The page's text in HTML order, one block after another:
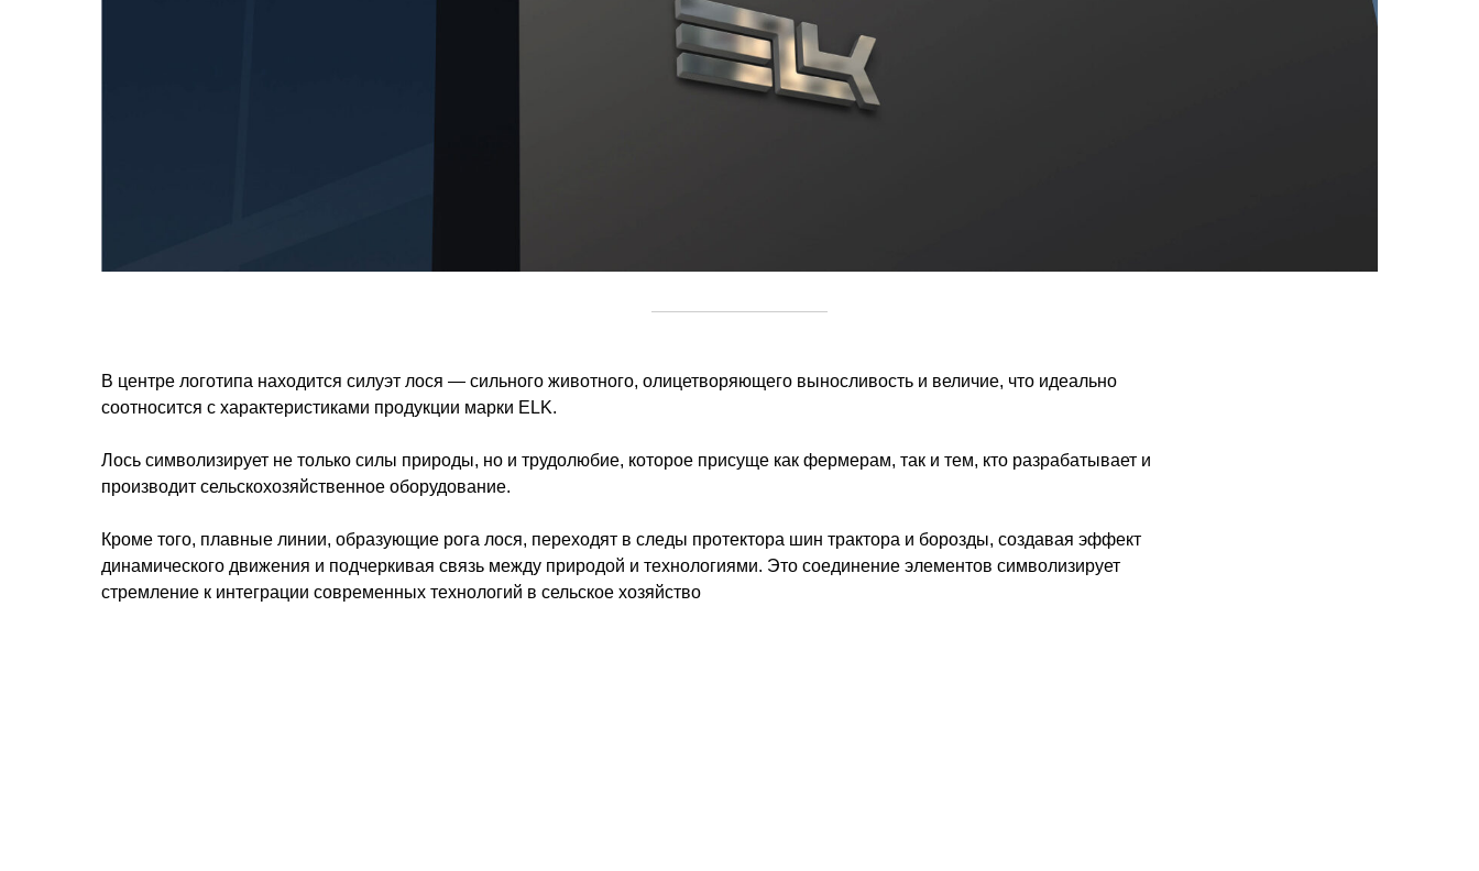
В центре логотипа находится силуэт лося — сильного животного, олицетворяющего выносливость и величие, что идеально
соотносится с характеристиками продукции марки ELK.
Лось символизирует не только силы природы, но и трудолюбие, которое присуще как фермерам, так и тем, кто разрабатывает и
производит сельскохозяйственное оборудование.
Кроме того, плавные линии, образующие рога лося, переходят в следы протектора шин трактора и борозды, создавая эффект
динамического движения и подчеркивая связь между природой и технологиями. Это соединение элементов символизирует
стремление к интеграции современных технологий в сельское хозяйство